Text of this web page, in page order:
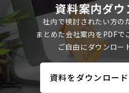
資料案内ダ
社内で検討されたい方の
まとめた会社案内をPDFで
ご自由にダウンロー
資料をダウンロー